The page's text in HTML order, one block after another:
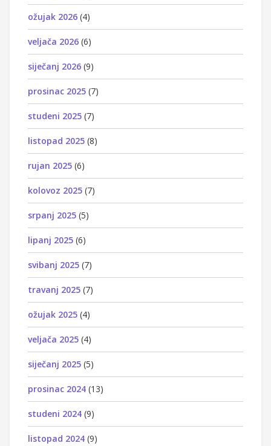
ožujak 2026 (4)
veljača 2026 (6)
siječanj 2026 (9)
prosinac 2025 (7)
studeni 2025 (7)
listopad 2025 (8)
rujan 2025 (6)
kolovoz 2025 (7)
srpanj 2025 (5)
lipanj 2025 (6)
svibanj 2025 (7)
travanj 2025 (7)
ožujak 2025 (4)
veljača 2025 (4)
siječanj 2025 (5)
prosinac 2024 (13)
studeni 2024 (9)
listopad 2024 (9)